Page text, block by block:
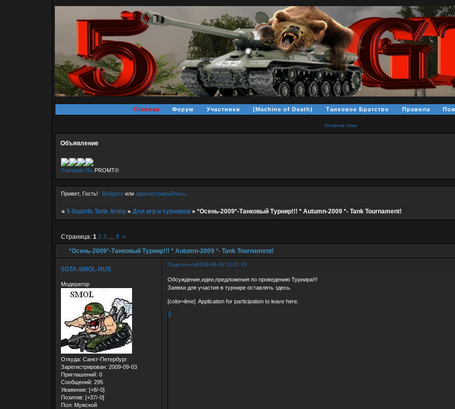
Главная Форум Участники (Machine of Death) Танковое Братство Правила
Активные темы
Объявление
Translate.RuPROMT©
Привет, Гость! Войдите илизарегистрируйтесь.
» 5 Guards Tank Army » Для игр и турниров » *Осень-2009*-Танковый Турнир!!! * Autumn-2009 *- Tank Tournament!
*Осень-2009*-Танковый Турнир!!! * Autumn-2009 *- Tank Tournament!
Страница: 1 2 3 … 9 »
Поделиться2009-09-06 13:41:19
5GTA-SMOL-RUS
Модератор
Откуда: Санкт-Петербург
Зарегистрирован: 2009-09-03
Приглашений: 0
Сообщений: 295
Уважение: [+8/-0]
Позитив: [+37/-0]
Пол: Мужской
Обсуждение,идеи,предложения по проведению Турнира!!!
Заявки для участия в турнире оставлять здесь.
[color=lime] Application for participation to leave here.
0